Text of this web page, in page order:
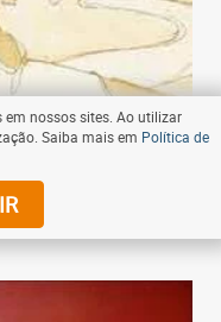
80 anos
nossos sites. Ao utilizar
Saiba mais em Política de